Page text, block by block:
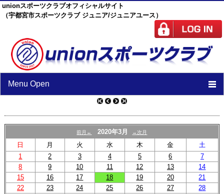
unionスポーツクラブオフィシャルサイト
（宇都宮市スポーツクラブ ジュニア/ジュニアユース）
Menu Open
TOP
ニュース
スケジュール
スタッフ
施設紹介
前月← 2020年3月 →次月
日 月 火 水 木 金
土
1
2 3 4 5 6
7
8
9 10 11 12 13
14
15
16 17 18 19 20
21
22
23 24 25 26 27
28